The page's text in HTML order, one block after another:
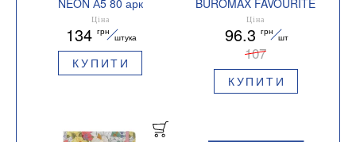
клітинка BM.24822180
Ціна
134 грн
штука
КУПИТИ
PASTEL BM.24252150
80 аркушів клітка
Ціна
96.3 грн
шт
107
КУПИТИ